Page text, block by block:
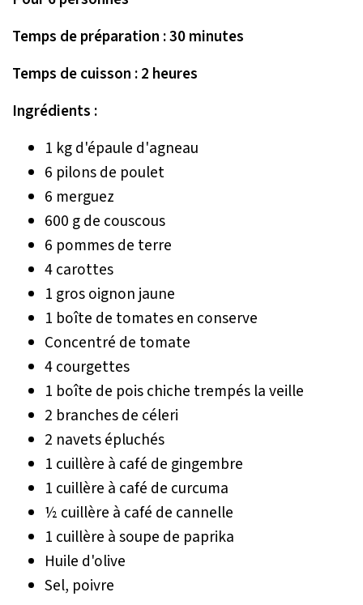
Temps de préparation : 30 minutes
Temps de cuisson : 2 heures
Ingrédients :
1 kg d'épaule d'agneau
6 pilons de poulet
6 merguez
600 g de couscous
6 pommes de terre
4 carottes
1 gros oignon jaune
1 boîte de tomates en conserve
Concentré de tomate
4 courgettes
1 boîte de pois chiche trempés la veille
2 branches de céleri
2 navets épluchés
1 cuillère à café de gingembre
1 cuillère à café de curcuma
½ cuillère à café de cannelle
1 cuillère à soupe de paprika
Huile d'olive
Sel, poivre